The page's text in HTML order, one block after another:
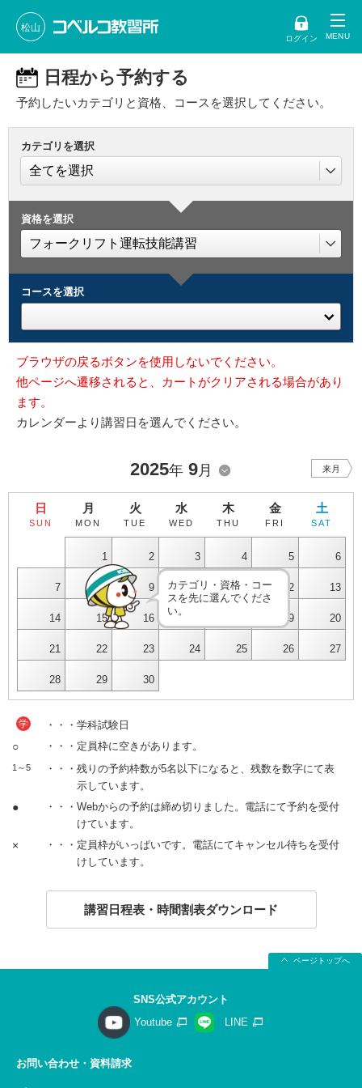
松山
ログイン
日程から予約する
予約したいカテゴリと資格、コースを選択してください。
カテゴリを選択
資格を選択
コースを選択
ブラウザの戻るボタンを使用しないでください。
他ページへ遷移されると、カートがクリアされる場合があり
ます。
カレンダーより講習日を選んでください。
2025年 9月 来月
日
SUN
月
MON
火
TUE
水
WED
木
THU
金
FRI
土
SAT
1 2 3 4 5 6
7 8 9 10 11 12 13
14 15 16 19 20
21 22 23 24 25 26 27
28 29 30
カテゴリ・資格・コー
スを先に選んでくださ
い。
学 ・・・学科試験日
○ ・・・定員枠に空きがあります。
1～5
・・・残りの予約枠数が5名以下になると、残数を数字にて表
示しています。
●
・・・Webからの予約は締め切りました。電話にて予約を受付
けています。
×
・・・定員枠がいっぱいです。電話にてキャンセル待ちを受付
けしています。
講習日程表・時間割表ダウンロード
ページトップへ
SNS公式アカウント
Youtube
LINE
お問い合わせ・資料請求